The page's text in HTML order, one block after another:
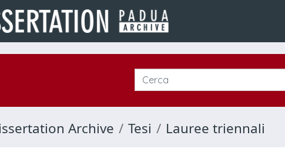
Archive Tesi Lauree triennali